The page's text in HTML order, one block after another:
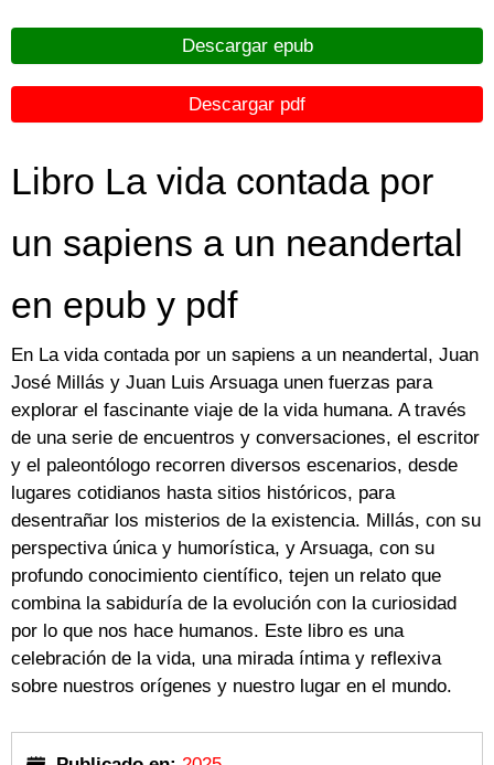
Descargar epub
Descargar pdf
Libro La vida contada por
un sapiens a un neandertal
en epub y pdf
En La vida contada por un sapiens a un neandertal, Juan
José Millás y Juan Luis Arsuaga unen fuerzas para
explorar el fascinante viaje de la vida humana. A través
de una serie de encuentros y conversaciones, el escritor
y el paleontólogo recorren diversos escenarios, desde
lugares cotidianos hasta sitios históricos, para
desentrañar los misterios de la existencia. Millás, con su
perspectiva única y humorística, y Arsuaga, con su
profundo conocimiento científico, tejen un relato que
combina la sabiduría de la evolución con la curiosidad
por lo que nos hace humanos. Este libro es una
celebración de la vida, una mirada íntima y reflexiva
sobre nuestros orígenes y nuestro lugar en el mundo.